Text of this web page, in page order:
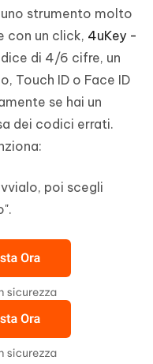
strumento molto
con un click, 4uKey -
di 4/6 cifre, un
Touch ID o Face ID
se hai un
dei codici errati.
poi scegli